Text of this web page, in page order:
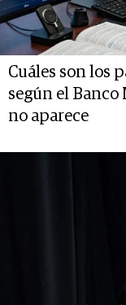
Cuáles son los
según el
no aparece